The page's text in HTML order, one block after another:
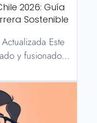
2026: Guía
Sostenible
Este
y fusionado…